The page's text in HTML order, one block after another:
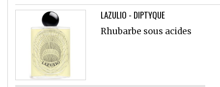
LAZULIO - DIPTYQUE
Rhubarbe sous acides